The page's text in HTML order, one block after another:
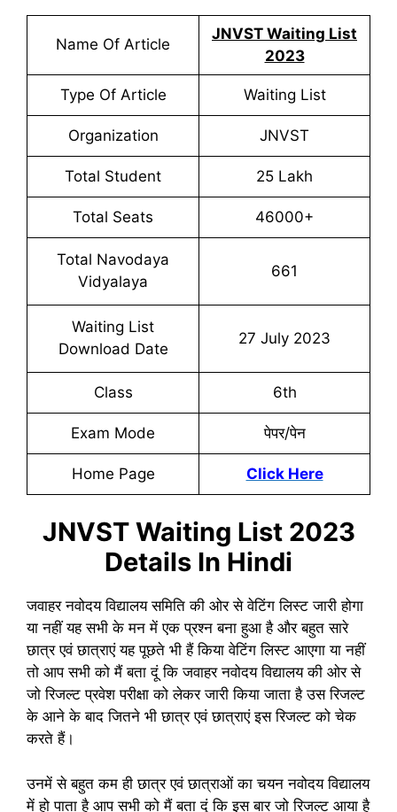
Name Of Article
JNVST Waiting List
2023
Type Of Article Waiting List
Organization JNVST
Total Student 25 Lakh
Total Seats 46000+
Total Navodaya
Vidyalaya
661
Waiting List
Download Date
27 July 2023
Class 6th
Exam Mode पेपर/पेन
Home Page Click Here
JNVST Waiting List 2023
Details In Hindi
जवाहर नवोदय विद्यालय समिति की ओर से वेटिंग लिस्ट जारी होगा
या नहीं यह सभी के मन में एक प्रश्न बना हुआ है और बहुत सारे
छात्र एवं छात्राएं यह पूछते भी हैं किया वेटिंग लिस्ट आएगा या नहीं
तो आप सभी को मैं बता दूं कि जवाहर नवोदय विद्यालय की ओर से
जो रिजल्ट प्रवेश परीक्षा को लेकर जारी किया जाता है उस रिजल्ट
के आने के बाद जितने भी छात्र एवं छात्राएं इस रिजल्ट को चेक
करते हैं।
उनमें से बहुत कम ही छात्र एवं छात्राओं का चयन नवोदय विद्यालय
में हो पाता है आप सभी को मैं बता दूं कि इस बार जो रिजल्ट आया है